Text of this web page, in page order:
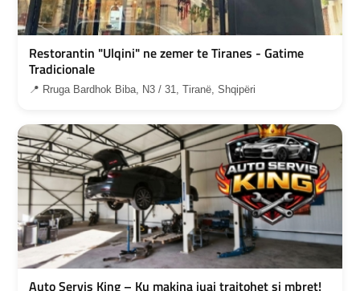
Restorantin "Ulqini" ne zemer te Tiranes - Gatime
Tradicionale
📍 Rruga Bardhok Biba, N3 / 31, Tiranë, Shqipëri
Auto Servis King – Ku makina juaj trajtohet si mbret!